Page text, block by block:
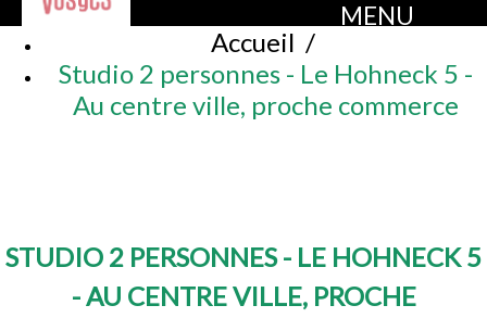
MENU
Accueil /
Studio 2 personnes - Le Hohneck 5 -
Au centre ville, proche commerce
STUDIO 2 PERSONNES - LE HOHNECK 5
- AU CENTRE VILLE, PROCHE